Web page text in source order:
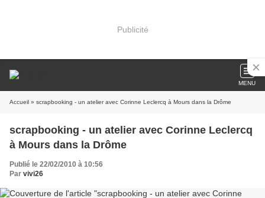
Publicité
MENU
Accueil » scrapbooking - un atelier avec Corinne Leclercq à Mours dans la Drôme
scrapbooking - un atelier avec Corinne Leclercq
à Mours dans la Drôme
Publié le 22/02/2010 à 10:56
Par vivi26